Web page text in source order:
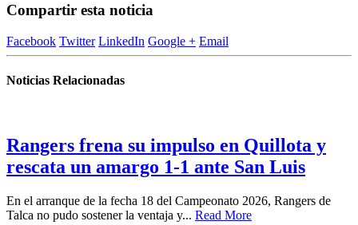
Compartir esta noticia
Facebook Twitter LinkedIn Google + Email
Noticias Relacionadas
Rangers frena su impulso en Quillota y
rescata un amargo 1-1 ante San Luis
En el arranque de la fecha 18 del Campeonato 2026, Rangers de
Talca no pudo sostener la ventaja y... Read More